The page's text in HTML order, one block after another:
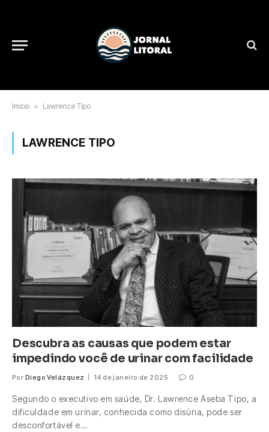
Início » Lawrence Tipo
LAWRENCE TIPO
Descubra as causas que podem estar
impedindo você de urinar com facilidade
Por Diego Velázquez 14 de janeiro de 2025 0
Segundo o executivo em saúde, Dr. Lawrence Aseba Tipo, a
dificuldade em urinar, conhecida como disúria, pode ser
desconfortável e…